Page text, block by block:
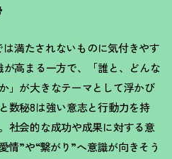
満たされないものに気付きやす
高まる一方で、「誰と、どんな
」が大きなテーマとして浮かび
数秘8は強い意志と行動力を持
社会的な成功や成果に対する意
情”や“繋がり”へ意識が向きそう